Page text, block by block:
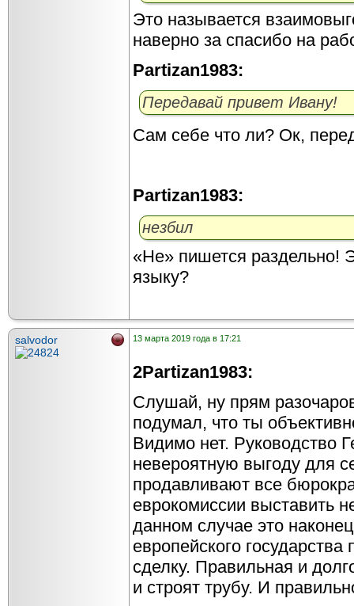
Это называется
наверно за спасибо на
Partizan1983:
Передавай привет Ивану!
Сам себе что ли? Ок,
Partizan1983:
незбил
«Не» пишется раздельно!
языку?
salvodor 13 марта 2019 года в 17:21
2Partizan1983:
Слушай, ну прям
подумал, что ты
Видимо нет. Руководство
невероятную выгоду для
продавливают все
еврокомиссии выставить
данном случае это
европейского
сделку. Правильная и
и строят трубу. И